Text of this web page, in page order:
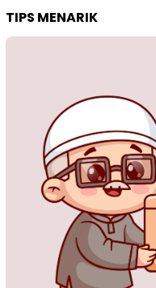
TIPS MENARIK